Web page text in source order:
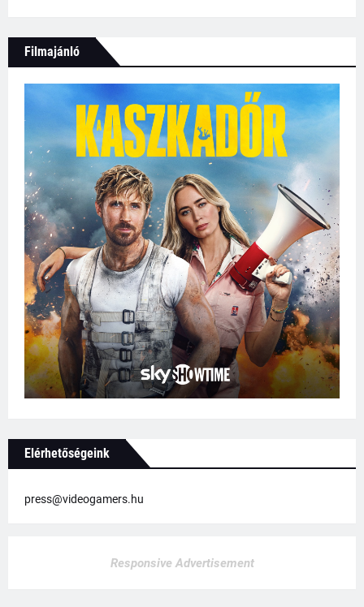
Filmajánló
Elérhetőségeink
press@videogamers.hu
Responsive Advertisement